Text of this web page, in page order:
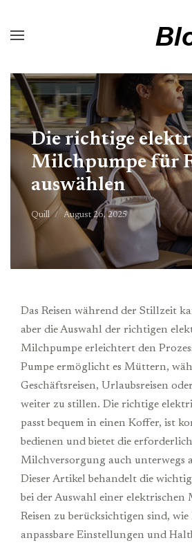
Die richtige
Milchpumpe für
auswählen
Quill August 26, 2025
Das Reisen während der Stillzeit
aber die Auswahl der richtigen
Milchpumpe erleichtert den
Pumpe ermöglicht es Müttern,
Geschäftsreisen, Urlaubsreisen
weiter zu stillen. Die richtige
passt bequem in einen Koffer, ist
bedienen und bietet die
Milchversorgung auch unterwegs
Dieser Artikel behandelt die
bei der Auswahl einer elektrischen
Reisen zu berücksichtigen sind,
anpassbare Einstellungen und